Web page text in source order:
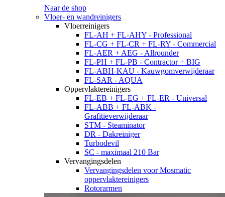
Naar de shop
Vloer- en wandreinigers
Vloerreinigers
FL-AH + FL-AHY - Professional
FL-CG + FL-CR + FL-RY - Commercial
FL-AER + AEG - Allrounder
FL-PH + FL-PB - Contractor + BIG
FL-ABH-KAU - Kauwgomverwijderaar
FL-SAR - AQUA
Oppervlaktereinigers
FL-EB + FL-EG + FL-ER - Universal
FL-ABB + FL-ABK -
Grafitieverwijderaar
STM - Steaminator
DR - Dakreiniger
Turbodevil
SC - maximaal 210 Bar
Vervangingsdelen
Vervangingsdelen voor Mosmatic
oppervlaktereinigers
Rotorarmen